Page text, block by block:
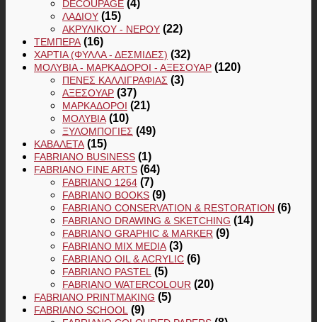
DECOUPAGE (4)
ΛΑΔΙΟΎ (15)
ΑΚΡΥΛΙΚΟΎ - ΝΕΡΟΎ (22)
ΤΈΜΠΕΡΑ (16)
ΧΑΡΤΙΆ (ΦΎΛΛΑ - ΔΕΣΜΊΔΕΣ) (32)
ΜΟΛΎΒΙΑ - ΜΑΡΚΑΔΌΡΟΙ - ΑΞΕΣΟΥΆΡ (120)
ΠΈΝΕΣ ΚΑΛΛΙΓΡΑΦΊΑΣ (3)
ΑΞΕΣΟΥΆΡ (37)
ΜΑΡΚΑΔΌΡΟΙ (21)
ΜΟΛΎΒΙΑ (10)
ΞΥΛΟΜΠΟΓΙΈΣ (49)
ΚΑΒΑΛΈΤΑ (15)
FABRIANO BUSINESS (1)
FABRIANO FINE ARTS (64)
FABRIANO 1264 (7)
FABRIANO BOOKS (9)
FABRIANO CONSERVATION & RESTORATION (6)
FABRIANO DRAWING & SKETCHING (14)
FABRIANO GRAPHIC & MARKER (9)
FABRIANO MIX MEDIA (3)
FABRIANO OIL & ACRYLIC (6)
FABRIANO PASTEL (5)
FABRIANO WATERCOLOUR (20)
FABRIANO PRINTMAKING (5)
FABRIANO SCHOOL (9)